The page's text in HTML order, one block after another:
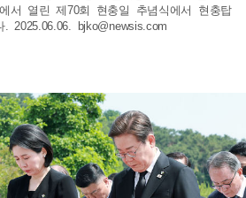
서 열린 제70회 현충일 추념식에서 현충탑
2025.06.06. bjko@newsis.com